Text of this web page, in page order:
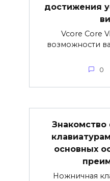
достижения
Vcore Core
возможности
0
основных
Ножничная